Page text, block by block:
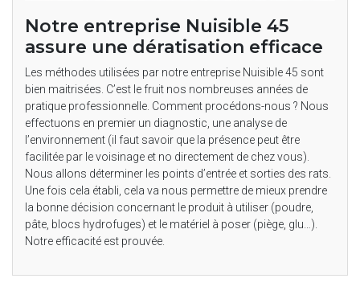
Notre entreprise Nuisible 45
assure une dératisation efficace
Les méthodes utilisées par notre entreprise Nuisible 45 sont
bien maitrisées. C’est le fruit nos nombreuses années de
pratique professionnelle. Comment procédons-nous ? Nous
effectuons en premier un diagnostic, une analyse de
l’environnement (il faut savoir que la présence peut être
facilitée par le voisinage et no directement de chez vous).
Nous allons déterminer les points d’entrée et sorties des rats.
Une fois cela établi, cela va nous permettre de mieux prendre
la bonne décision concernant le produit à utiliser (poudre,
pâte, blocs hydrofuges) et le matériel à poser (piège, glu…).
Notre efficacité est prouvée.